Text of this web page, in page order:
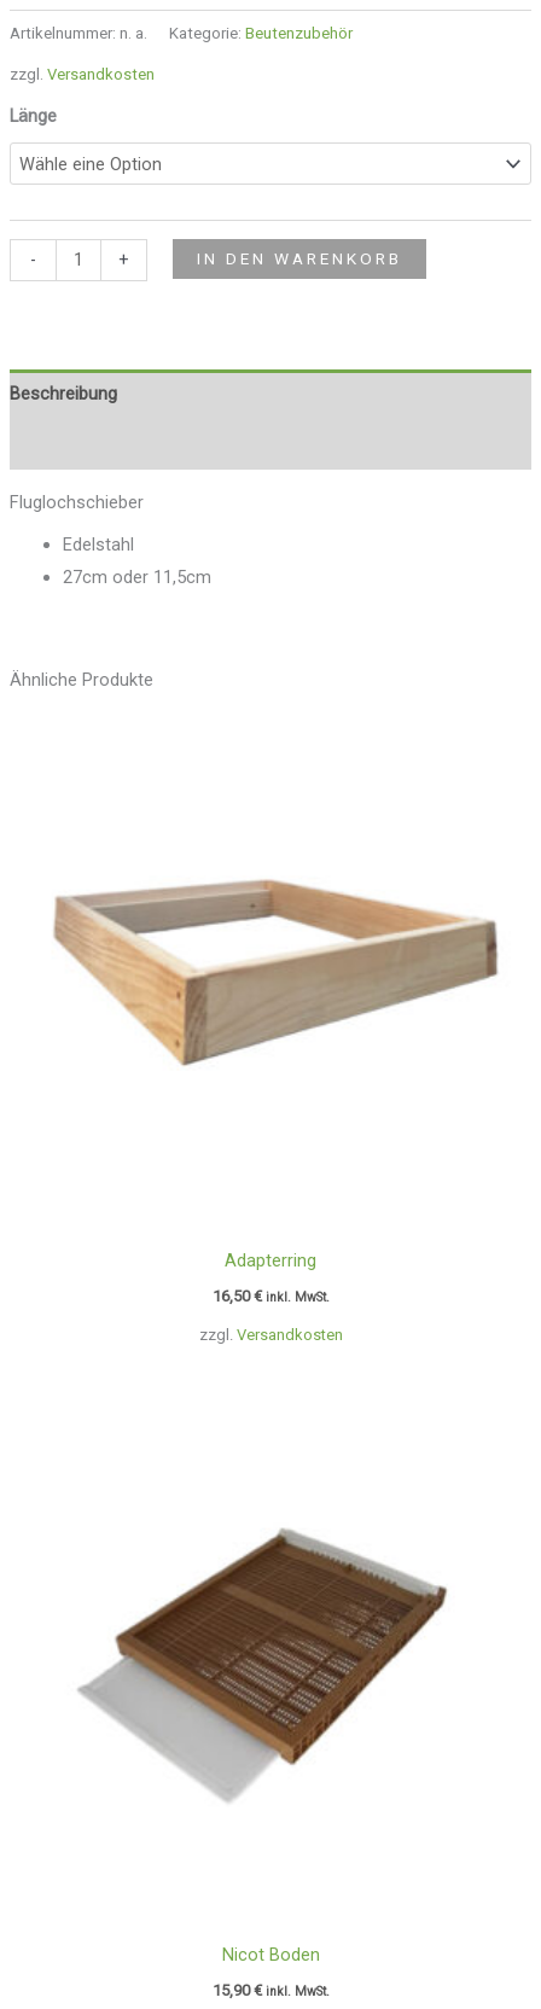
Artikelnummer: n. a. Kategorie: Beutenzubehör
zzgl. Versandkosten
Länge
- + IN DEN WARENKORB
Beschreibung
Fluglochschieber
Edelstahl
27cm oder 11,5cm
Ähnliche Produkte
zzgl. Versandkosten
Adapterring
16,50€ inkl. MwSt.
Nicot Boden
15,90€ inkl. MwSt.